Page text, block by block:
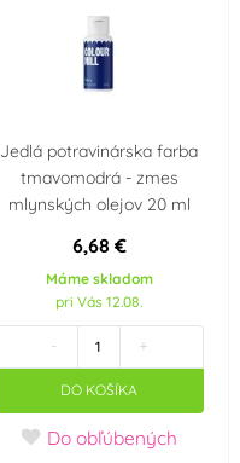
Jedlá potravinárska farba
tmavomodrá - zmes
mlynských olejov 20 ml
6,68 €
Máme skladom
pri Vás 12.08.
- +
DO KOŠÍKA
Do obľúbených